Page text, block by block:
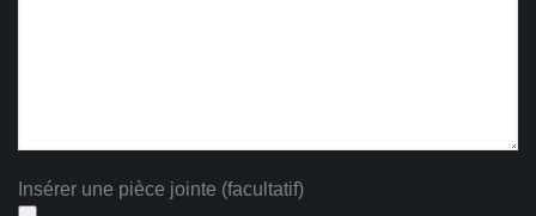
Insérer une pièce jointe (facultatif)